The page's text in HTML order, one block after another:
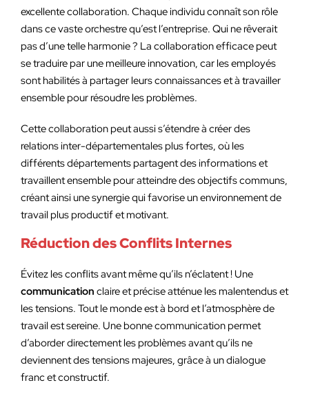
excellente collaboration. Chaque individu connaît son rôle
dans ce vaste orchestre qu’est l’entreprise. Qui ne rêverait
pas d’une telle harmonie ? La collaboration efficace peut
se traduire par une meilleure innovation, car les employés
sont habilités à partager leurs connaissances et à travailler
ensemble pour résoudre les problèmes.
Cette collaboration peut aussi s’étendre à créer des
relations inter-départementales plus fortes, où les
différents départements partagent des informations et
travaillent ensemble pour atteindre des objectifs communs,
créant ainsi une synergie qui favorise un environnement de
travail plus productif et motivant.
Réduction des Conflits Internes
Évitez les conflits avant même qu’ils n’éclatent ! Une
communication claire et précise atténue les malentendus et
les tensions. Tout le monde est à bord et l’atmosphère de
travail est sereine. Une bonne communication permet
d’aborder directement les problèmes avant qu’ils ne
deviennent des tensions majeures, grâce à un dialogue
franc et constructif.